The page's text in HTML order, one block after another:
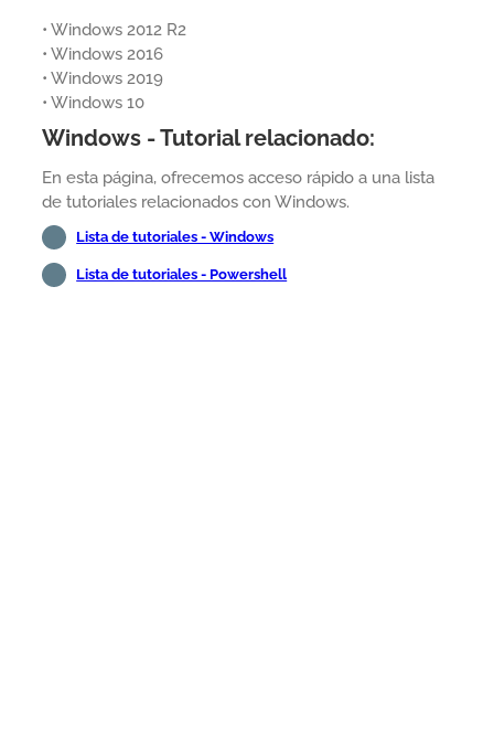
• Windows 2012 R2
• Windows 2016
• Windows 2019
• Windows 10
Windows - Tutorial relacionado:
En esta página, ofrecemos acceso rápido a una lista
de tutoriales relacionados con Windows.
Lista de tutoriales - Windows
Lista de tutoriales - Powershell